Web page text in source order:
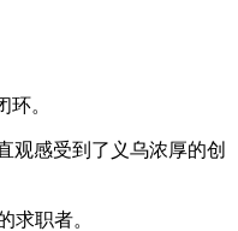
。
观感受到了义乌浓厚的创
求职者。